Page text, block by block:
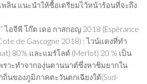
พลิน แนะนำให้ซื้อเตรียมไว้หน้าร้อนที่จะถึง
” ไอจีพี โก๊ต เดอ กาสกอญ 2018 (Espérance
de Gascogne 2018) : ไวน์แดงที่ทำ
80% และแมร์โลต์ (Merlot) 20 % เป็น
าะทำจากองุ่นตานนาต์ซึ่งหาชิมยากใน
ถิ่นของภูมิภาคตะวันตกเฉียงใต้(Sud-